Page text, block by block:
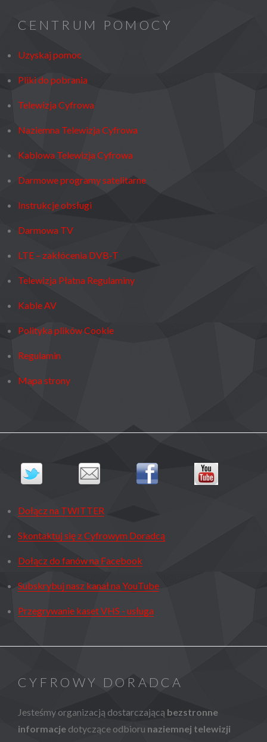
CENTRUM POMOCY
Uzyskaj pomoc
Pliki do pobrania
Telewizja Cyfrowa
Naziemna Telewizja Cyfrowa
Kablowa Telewizja Cyfrowa
Darmowe programy satelitarne
Instrukcje obsługi
Darmowa TV
LTE – zakłócenia DVB-T
Telewizja Płatna Regulaminy
Kable AV
Polityka plików Cookie
Regulamin
Mapa strony
Dołącz na TWITTER
Skontaktuj się z Cyfrowym Doradcą
Dołącz do fanów na Facebook
Subskrybuj nasz kanał na YouTube
Przegrywanie kaset VHS - usługa
CYFROWY DORADCA
Jesteśmy organizacją dostarczającą bezstronne
informacje dotyczące odbioru naziemnej telewizji